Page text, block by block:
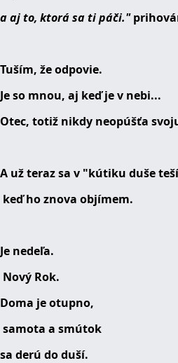
a aj to, ktorá sa ti páči."
Tuším, že odpovie.
Je so mnou, aj keď je v nebi...
Otec, totiž nikdy neopúšťa
A už teraz sa v "kútiku duše
keď ho znova objímem.
Je nedeľa.
Nový Rok.
Doma je otupno,
samota a smútok
sa derú do duší.